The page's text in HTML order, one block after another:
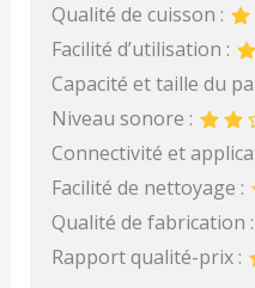
Qualité de cuisson :
Facilité d’utilisation :
Capacité et taille du
Niveau sonore :
Connectivité et
Facilité de nettoyage :
Qualité de fabrication :
Rapport qualité-prix :